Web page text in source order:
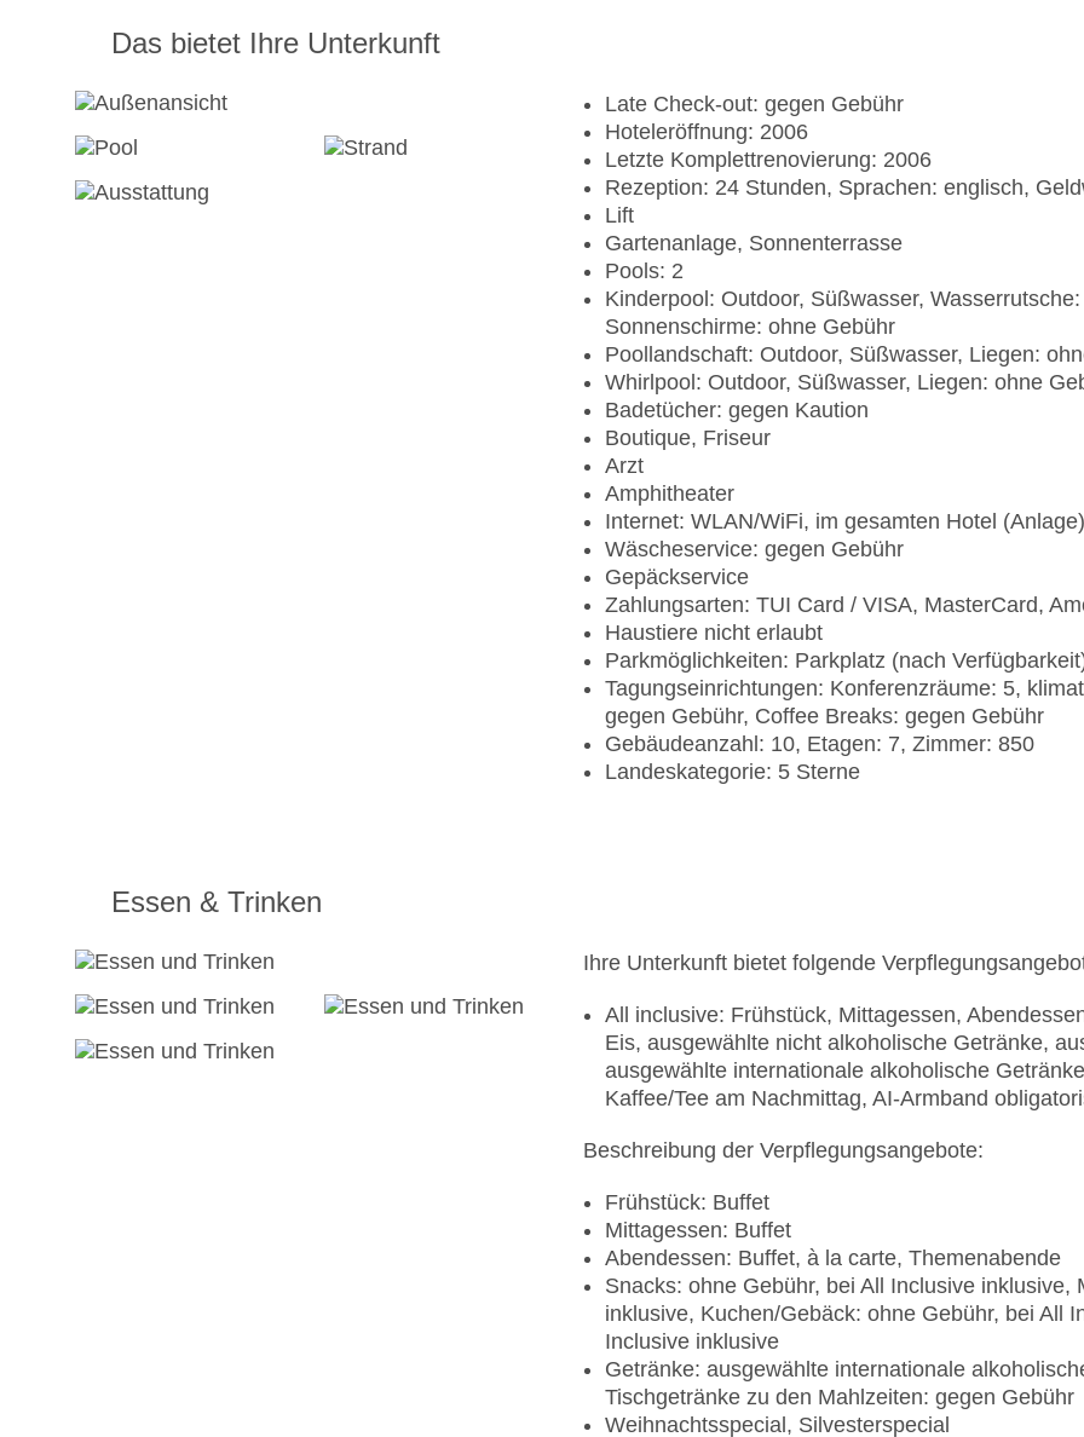
Das bietet Ihre Unterkunft
Late Check-out: gegen Gebühr
Hoteleröffnung: 2006
Letzte Komplettrenovierung: 2006
Rezeption: 24 Stunden, Sprachen: englisch,
Lift
Gartenanlage, Sonnenterrasse
Pools: 2
Kinderpool: Outdoor, Süßwasser,
Sonnenschirme: ohne Gebühr
Poollandschaft: Outdoor, Süßwasser, Liegen:
Whirlpool: Outdoor, Süßwasser, Liegen: ohne
Badetücher: gegen Kaution
Boutique, Friseur
Arzt
Amphitheater
Internet: WLAN/WiFi, im gesamten Hotel
Wäscheservice: gegen Gebühr
Gepäckservice
Zahlungsarten: TUI Card / VISA, MasterCard,
Haustiere nicht erlaubt
Parkmöglichkeiten: Parkplatz (nach
Tagungseinrichtungen: Konferenzräume: 5,
gegen Gebühr, Coffee Breaks: gegen Gebühr
Gebäudeanzahl: 10, Etagen: 7, Zimmer: 850
Landeskategorie: 5 Sterne
Essen & Trinken
Ihre Unterkunft bietet folgende
All inclusive: Frühstück, Mittagessen,
Eis, ausgewählte nicht alkoholische Getränke,
ausgewählte internationale alkoholische
Kaffee/Tee am Nachmittag, AI-Armband
Beschreibung der Verpflegungsangebote:
Frühstück: Buffet
Mittagessen: Buffet
Abendessen: Buffet, à la carte, Themenabende
Snacks: ohne Gebühr, bei All Inclusive
inklusive, Kuchen/Gebäck: ohne Gebühr, bei All
Inclusive inklusive
Getränke: ausgewählte internationale
Tischgetränke zu den Mahlzeiten: gegen Gebühr
Weihnachtsspecial, Silvesterspecial